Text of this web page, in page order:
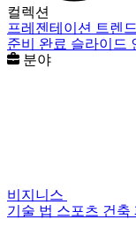
컬렉션
프레젠테이션 트렌
준비 완료 슬라이드
분야
비지니스
기술 법 스포츠 건축